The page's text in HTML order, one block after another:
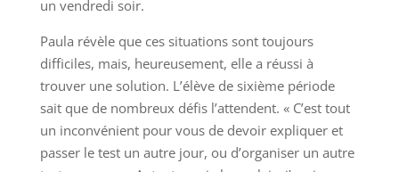
un vendredi soir.
Paula révèle que ces situations sont toujours
difficiles, mais, heureusement, elle a réussi à
trouver une solution. L’élève de sixième période
sait que de nombreux défis l’attendent. « C’est tout
un inconvénient pour vous de devoir expliquer et
passer le test un autre jour, ou d’organiser un autre